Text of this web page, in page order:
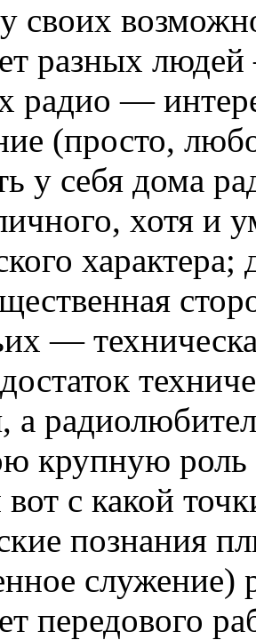
своих
разных
радио —
(просто,
у себя дома
хотя и
—
а
крупную роль
с какой
познания
служение)
передового